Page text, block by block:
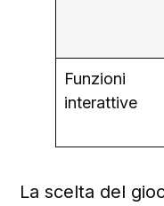
Funzioni
interattive
La scelta del